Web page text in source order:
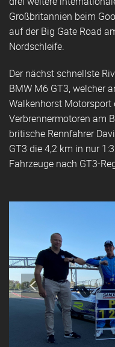
Großbritannien beim
auf der Big Gate Road
Nordschleife.
Der nächst schnellste
BMW M6 GT3, welcher
Walkenhorst Motorsport
Verbrennermotoren am
britische Rennfahrer
GT3 die 4,2 km in nur
Fahrzeuge nach GT3-